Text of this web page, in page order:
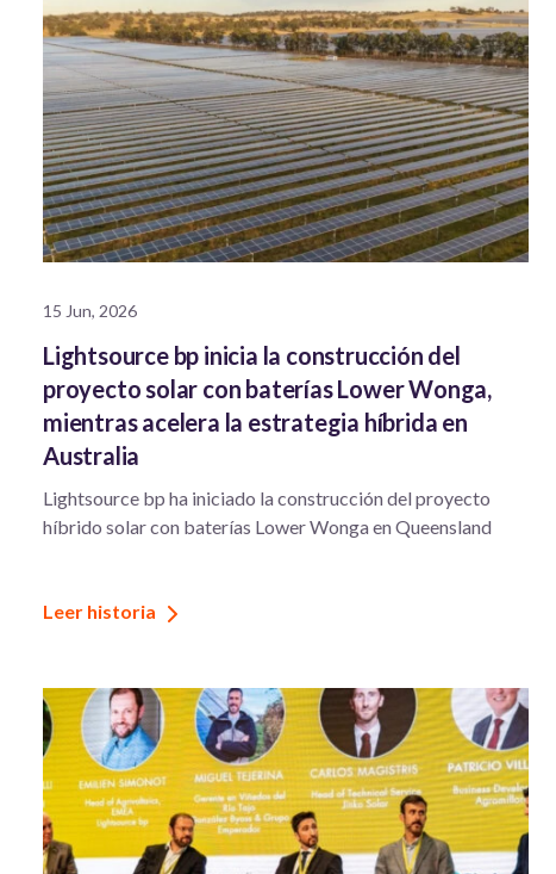
15 Jun, 2026
Lightsource bp inicia la construcción del
proyecto solar con baterías Lower Wonga,
mientras acelera la estrategia híbrida en
Australia
Lightsource bp ha iniciado la construcción del proyecto
híbrido solar con baterías Lower Wonga en Queensland
Leer historia